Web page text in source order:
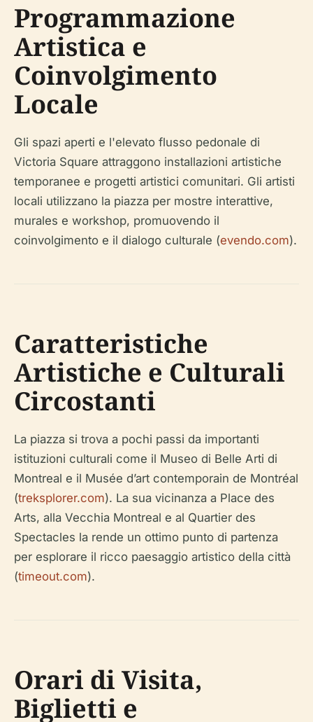
Programmazione
Artistica e
Coinvolgimento
Locale
Gli spazi aperti e l'elevato flusso pedonale di
Victoria Square attraggono installazioni artistiche
temporanee e progetti artistici comunitari. Gli artisti
locali utilizzano la piazza per mostre interattive,
murales e workshop, promuovendo il
coinvolgimento e il dialogo culturale (evendo.com).
Caratteristiche
Artistiche e Culturali
Circostanti
La piazza si trova a pochi passi da importanti
istituzioni culturali come il Museo di Belle Arti di
Montreal e il Musée d’art contemporain de Montréal
(treksplorer.com). La sua vicinanza a Place des
Arts, alla Vecchia Montreal e al Quartier des
Spectacles la rende un ottimo punto di partenza
per esplorare il ricco paesaggio artistico della città
(timeout.com).
Orari di Visita,
Biglietti e